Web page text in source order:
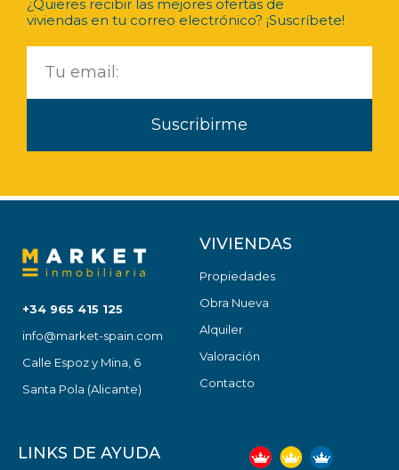
¿Quieres recibir las mejores ofertas de
viviendas en tu correo electrónico? ¡Suscríbete!
Suscribirme
+34 965 415 125
info@market-spain.com
Calle Espoz y Mina, 6
Santa Pola (Alicante)
VIVIENDAS
Propiedades
Obra Nueva
Alquiler
Valoración
Contacto
LINKS DE AYUDA